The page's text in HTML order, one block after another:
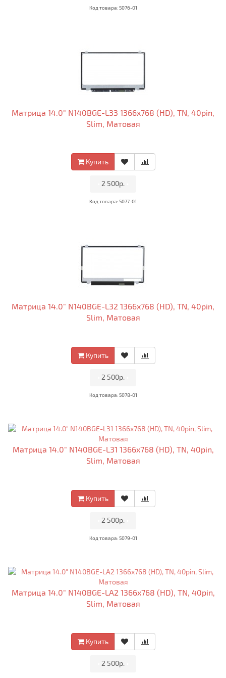
Код товара: 5076-01
Матрица 14.0" N140BGE-L33 1366x768 (HD), TN, 40pin,
Slim, Матовая
Купить
2 500р.
Код товара: 5077-01
Матрица 14.0" N140BGE-L32 1366x768 (HD), TN, 40pin,
Slim, Матовая
Купить
2 500р.
Код товара: 5078-01
Матрица 14.0" N140BGE-L31 1366x768 (HD), TN, 40pin,
Slim, Матовая
Купить
2 500р.
Код товара: 5079-01
Матрица 14.0" N140BGE-LA2 1366x768 (HD), TN, 40pin,
Slim, Матовая
Купить
2 500р.